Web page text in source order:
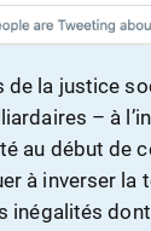
de la justice
– à
au début de
à inverser la
inégalités